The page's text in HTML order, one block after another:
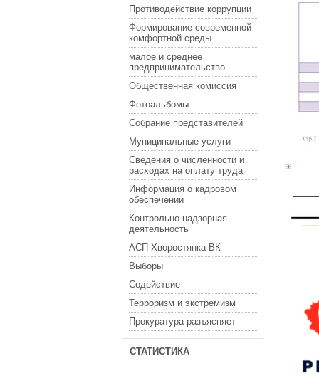
Противодействие коррупции
Формирование современной
комфортной среды
малое и среднее
предпринимательство
Общественная комиссия
Фотоальбомы
Собрание представителей
Муниципальные услуги
Сведения о численности и
расходах на оплату труда
Информация о кадровом
обеспечении
Контрольно-надзорная
деятельность
АСП Хворостянка ВК
Выборы
Содействие
Терроризм и экстремизм
Прокуратура разъясняет
СТАТИСТИКА